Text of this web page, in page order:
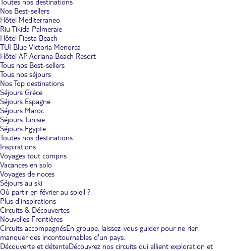
Toutes nos destinations
Nos Best-sellers
Hôtel Mediterraneo
Riu Tikida Palmeraie
Hôtel Fiesta Beach
TUI Blue Victoria Menorca
Hôtel AP Adriana Beach Resort
Tous nos Best-sellers
Tous nos séjours
Nos Top destinations
Séjours Grèce
Séjours Espagne
Séjours Maroc
Séjours Tunisie
Séjours Egypte
Toutes nos destinations
Inspirations
Voyages tout compris
Vacances en solo
Voyages de noces
Séjours au ski
Où partir en février au soleil ?
Plus d'inspirations
Circuits & Découvertes
Nouvelles Frontières
Circuits accompagnésEn groupe, laissez-vous guider pour ne rien
manquer des incontournables d'un pays.
Découverte et détenteDécouvrez nos circuits qui allient exploration et